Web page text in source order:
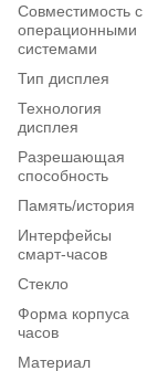
Совместимость с
операционными
системами
Тип дисплея
Технология
дисплея
Разрешающая
способность
Память/история
Интерфейсы
смарт-часов
Стекло
Форма корпуса
часов
Материал